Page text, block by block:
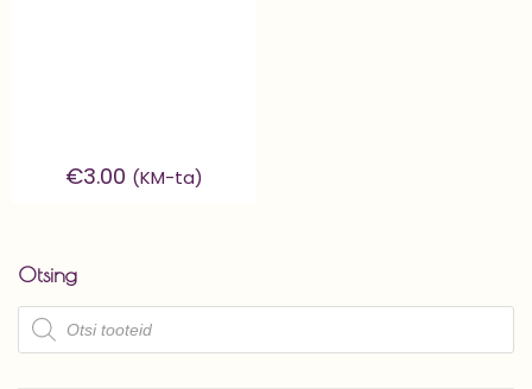
€3.00 (KM-ta)
Otsing
Products
search